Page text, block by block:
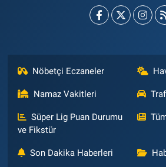
Nöbetçi Eczaneler
Namaz Vakitleri
Süper Lig Puan Durumu
ve Fikstür
Son Dakika Haberleri